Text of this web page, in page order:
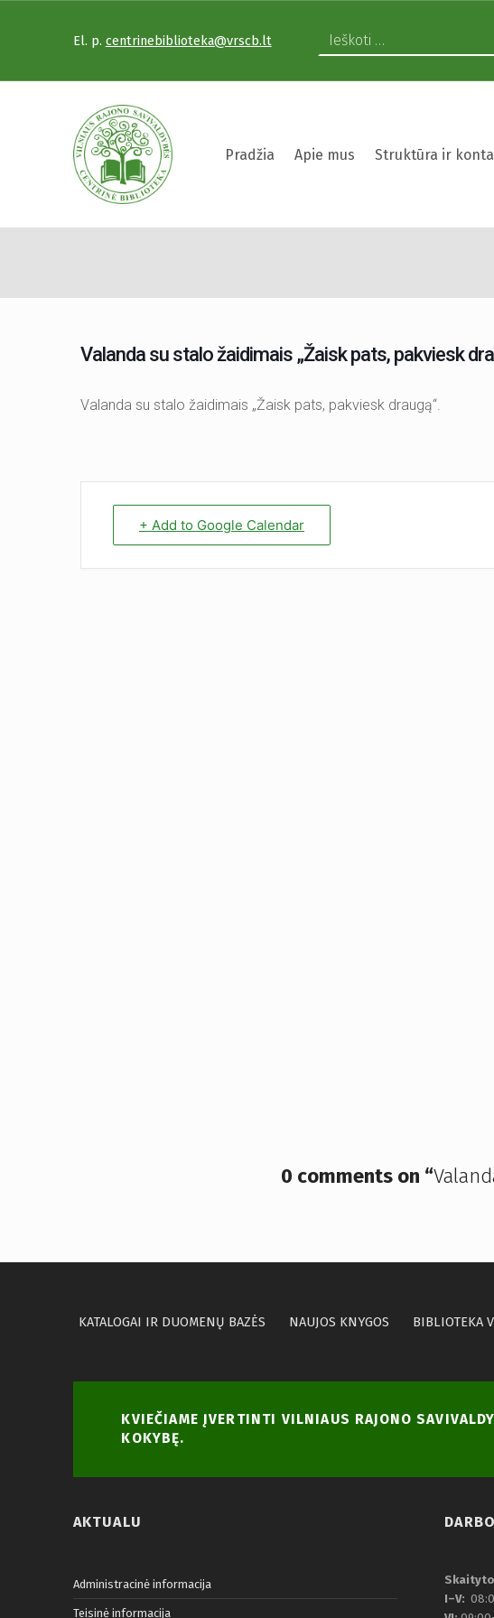
VILNIAUS RAJONO SAVIVALDYBĖS CENTRINĖ BIBLIOTEKA Pradžia Apie mus Struktūra ir
El. p. centrinebiblioteka@vrscb.lt
Valanda su stalo
Valanda su stalo žaidimais „Žaisk pats, pakviesk
Valanda su stalo žaidimais „Žaisk pats, pakviesk draugą“.
+ Add to Google Calendar
0 comments on “
KATALOGAI IR DUOMENŲ BAZĖS NAUJOS KNYGOS BIBLIOTEKA
KVIEČIAME ĮVERTINTI VILNIAUS RAJONO
KOKYBĘ.
AKTUALU
Administracinė informacija
Teisinė informacija
I–V: